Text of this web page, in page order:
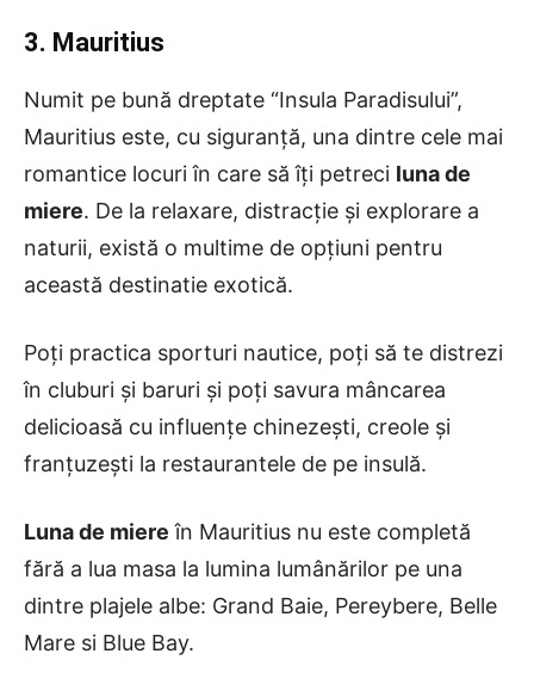
3. Mauritius
Numit pe bună dreptate “Insula Paradisului”,
Mauritius este, cu siguranță, una dintre cele mai
romantice locuri în care să îți petreci luna de
miere. De la relaxare, distracție și explorare a
naturii, există o multime de opțiuni pentru
această destinatie exotică.
Poți practica sporturi nautice, poți să te distrezi
în cluburi și baruri și poți savura mâncarea
delicioasă cu influențe chinezești, creole și
franțuzești la restaurantele de pe insulă.
Luna de miere în Mauritius nu este completă
fără a lua masa la lumina lumânărilor pe una
dintre plajele albe: Grand Baie, Pereybere, Belle
Mare si Blue Bay.